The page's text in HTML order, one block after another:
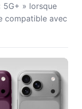
5G+ » lorsque
compatible avec